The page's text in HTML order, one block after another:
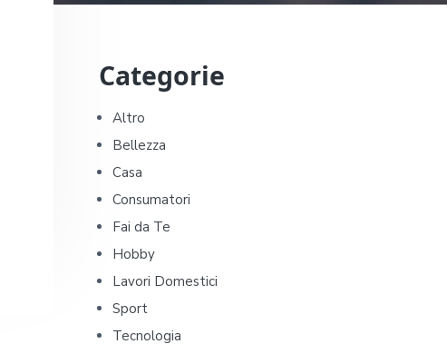
r
i
m
a
r
y
S
Categorie
Altro
Bellezza
Casa
Consumatori
Fai da Te
Hobby
Lavori Domestici
Sport
Tecnologia